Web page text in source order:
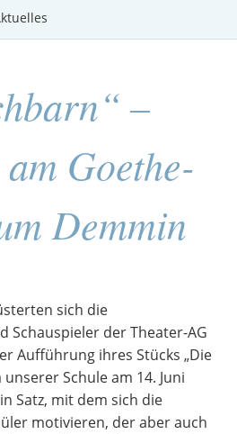
–
Goethe-
Demmin
sich die
Schauspieler der Theater-AG
Aufführung ihres Stücks „Die
Schule am 14. Juni
Satz, mit dem sich die
motivieren, der aber auch